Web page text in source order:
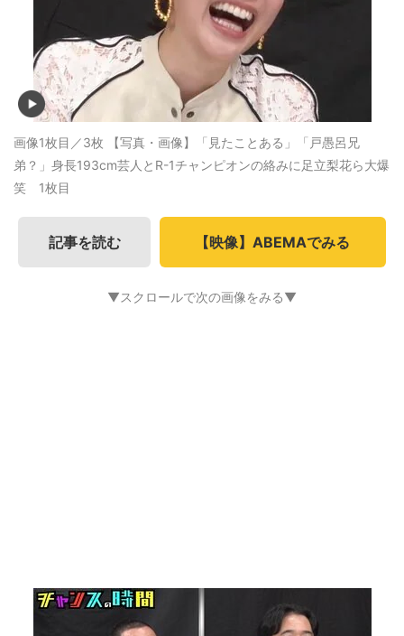
画像1枚目／3枚 【写真・画像】「見たことある」「戸愚呂兄
弟？」身長193cm芸人とR-1チャンピオンの絡みに足立梨花ら大爆
笑 1枚目
記事を読む 【映像】ABEMAでみる
▼スクロールで次の画像をみる▼